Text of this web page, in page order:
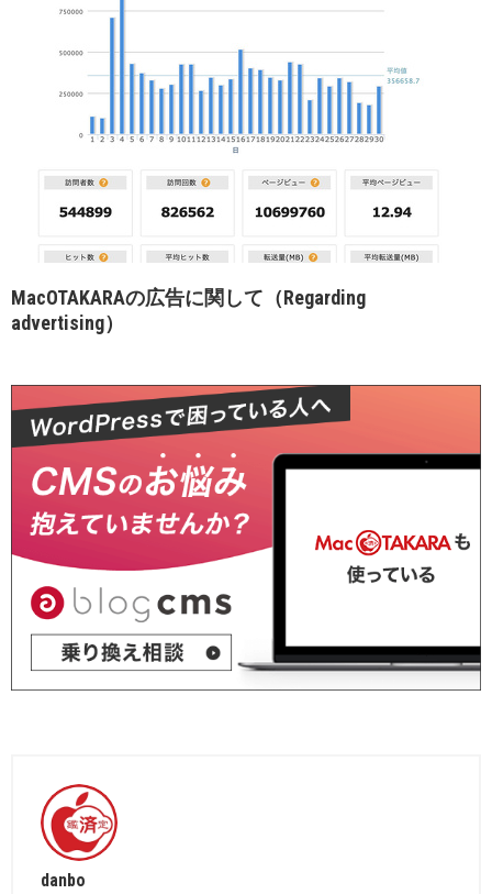
MacOTAKARAの広告に関して（Regarding
advertising）
danbo